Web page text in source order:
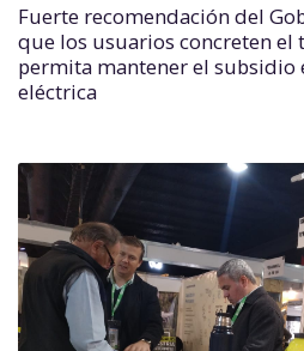
Fuerte recomendación del
que los usuarios concreten el
permita mantener el subsidio
eléctrica